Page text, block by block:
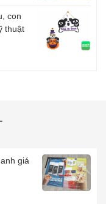
con
thuật
giá